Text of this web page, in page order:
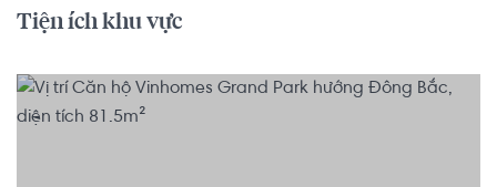
Tiện ích khu vực